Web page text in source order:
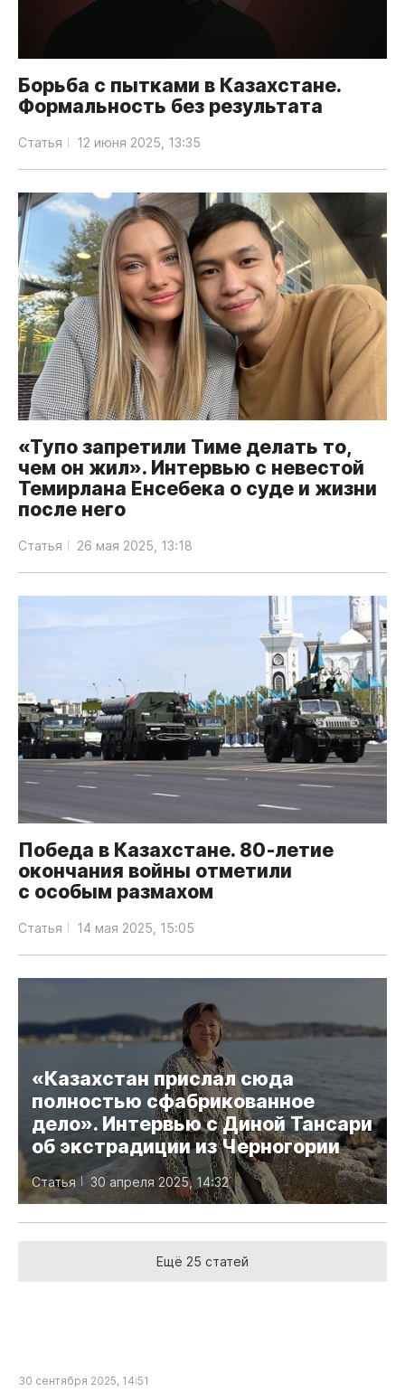
Борьба с пытками в Казахстане.
Формальность без результата
Статья 12 июня 2025, 13:35
«Тупо запретили Тиме делать то,
чем он жил». Интервью с невестой
Темирлана Енсебека о суде и жизни
после него
Статья 26 мая 2025, 13:18
Победа в Казахстане. 80‑летие
окончания войны отметили
с особым размахом
Статья 14 мая 2025, 15:05
«Казахстан прислал сюда
полностью сфабрикованное
дело». Интервью с Диной Тансари
об экстрадиции из Черногории
Статья 30 апреля 2025, 14:32
Ещё 25 статей
30 сентября 2025, 14:51